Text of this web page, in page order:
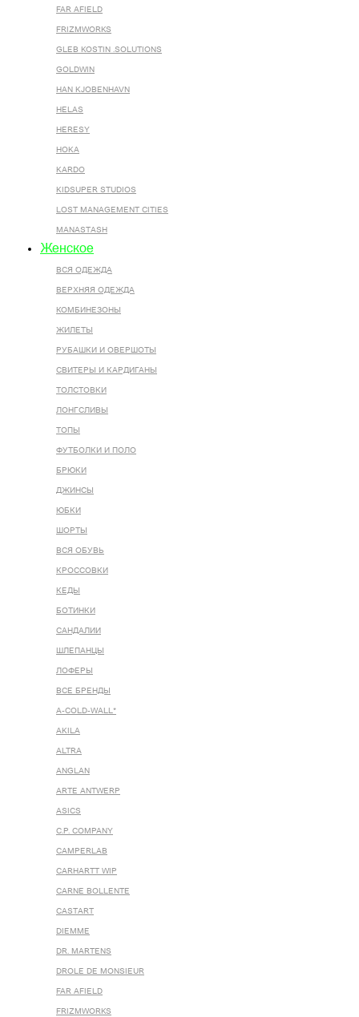
FAR AFIELD
FRIZMWORKS
GLEB KOSTIN .SOLUTIONS
GOLDWIN
HAN KJOBENHAVN
HELAS
HERESY
HOKA
KARDO
KIDSUPER STUDIOS
LOST MANAGEMENT CITIES
MANASTASH
Женское
ВСЯ ОДЕЖДА
ВЕРХНЯЯ ОДЕЖДА
КОМБИНЕЗОНЫ
ЖИЛЕТЫ
РУБАШКИ И ОВЕРШОТЫ
СВИТЕРЫ И КАРДИГАНЫ
ТОЛСТОВКИ
ЛОНГСЛИВЫ
ТОПЫ
ФУТБОЛКИ И ПОЛО
БРЮКИ
ДЖИНСЫ
ЮБКИ
ШОРТЫ
ВСЯ ОБУВЬ
КРОССОВКИ
КЕДЫ
БОТИНКИ
САНДАЛИИ
ШЛЕПАНЦЫ
ЛОФЕРЫ
ВСЕ БРЕНДЫ
A-COLD-WALL*
AKILA
ALTRA
ANGLAN
ARTE ANTWERP
ASICS
C.P. COMPANY
CAMPERLAB
CARHARTT WIP
CARNE BOLLENTE
CASTART
DIEMME
DR. MARTENS
DROLE DE MONSIEUR
FAR AFIELD
FRIZMWORKS